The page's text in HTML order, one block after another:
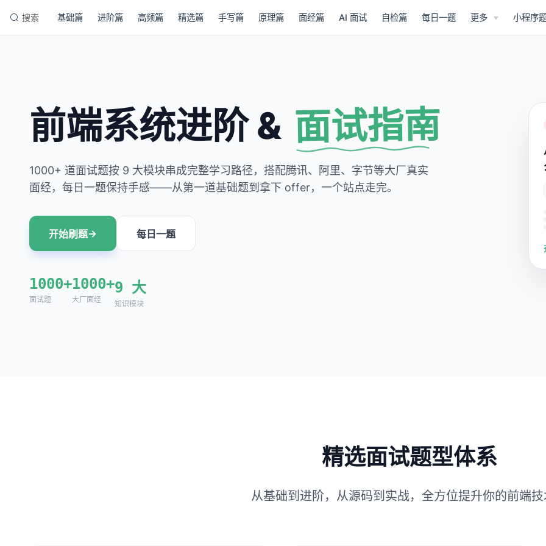
搜索 基础篇 进阶篇 高频篇 精选篇 手写篇 原理篇 面经篇 AI 面试 自检篇 每日一题 更多 小程序
前端系统进阶 & 面试指南
1000+ 道面试题按 9 大模块串成完整学习路径，搭配腾讯、阿里、字节等大厂真实
面经，每日一题保持手感——从第一道基础题到拿下 offer，一个站点走完。
开始刷题→ 每日一题
1000+
面试题
1000+
大厂面经
9 大
知识模块
精选面试题型体系
从基础到进阶，从源码到实战，全方位提升你的前端